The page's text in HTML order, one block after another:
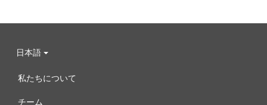
日本語
私たちについて
チーム